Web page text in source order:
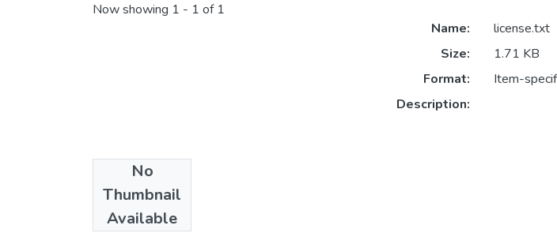
Now showing 1 - 1 of 1
No
Thumbnail
Available
Name:
license.txt
Size:
1.71 KB
Format:
Item-
Description:
Collections
Estudios